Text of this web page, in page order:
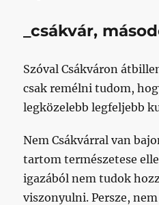
_csákvár,
Szóval Csákváron
csak remélni tudom,
legközelebb legfeljebb
Nem Csákvárral van
tartom természetese
igazából nem tudok
viszonyulni. Persze,